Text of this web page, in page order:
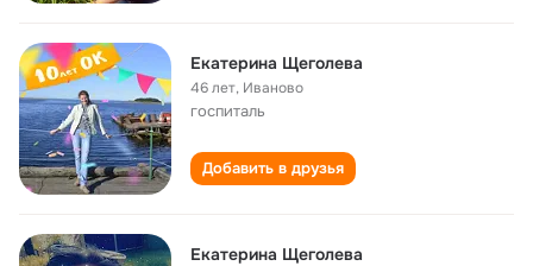
Екатерина Щеголева
46 лет, Иваново
госпиталь
Добавить в друзья
Екатерина Щеголева